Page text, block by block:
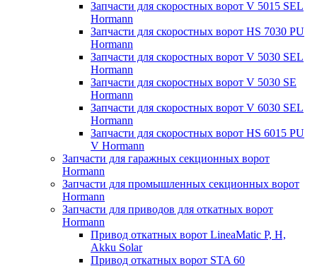
Запчасти для скоростных ворот V 5015 SEL
Hormann
Запчасти для скоростных ворот HS 7030 PU
Hormann
Запчасти для скоростных ворот V 5030 SEL
Hormann
Запчасти для скоростных ворот V 5030 SE
Hormann
Запчасти для скоростных ворот V 6030 SEL
Hormann
Запчасти для скоростных ворот HS 6015 PU
V Hormann
Запчасти для гаражных секционных ворот
Hormann
Запчасти для промышленных секционных ворот
Hormann
Запчасти для приводов для откатных ворот
Hormann
Привод откатных ворот LineaMatic P, H,
Akku Solar
Привод откатных ворот STA 60